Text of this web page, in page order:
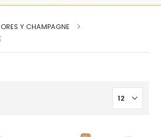
Y CHAMPAGNE